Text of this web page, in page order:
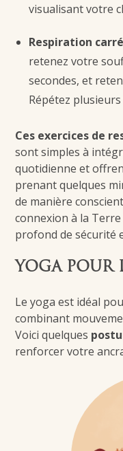
visualisant votre
Respiration
retenez votre
secondes, et
Répétez
Ces exercices de
sont simples à
quotidienne et
prenant quelques
de manière
connexion à la
profond de sécurité
YOGA POUR
Le yoga est idéal
combinant
Voici quelques
renforcer votre